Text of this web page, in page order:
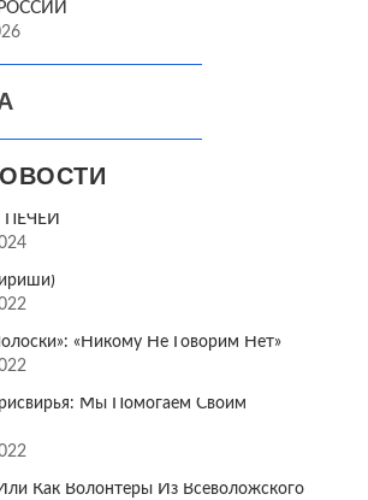
«Никому Не Говорим Нет»
Мы Помогаем Своим
Как Волонтёры Из Всеволожского